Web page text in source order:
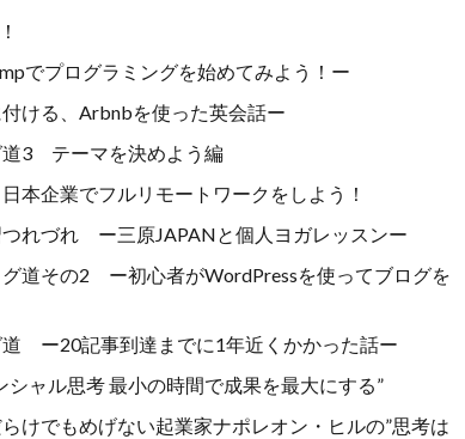
でプログラミングを始めてみよう！ー
ける、Arbnbを使った英会話ー
道3 テーマを決めよう編
企業でフルリモートワークをしよう！
れづれ ー三原JAPANと個人ヨガレッスンー
道その2 ー初心者がWordPressを使ってブログを
ー20記事到達までに1年近くかかった話ー
ャル思考 最小の時間で成果を最大にする”
でもめげない起業家ナポレオン・ヒルの”思考は